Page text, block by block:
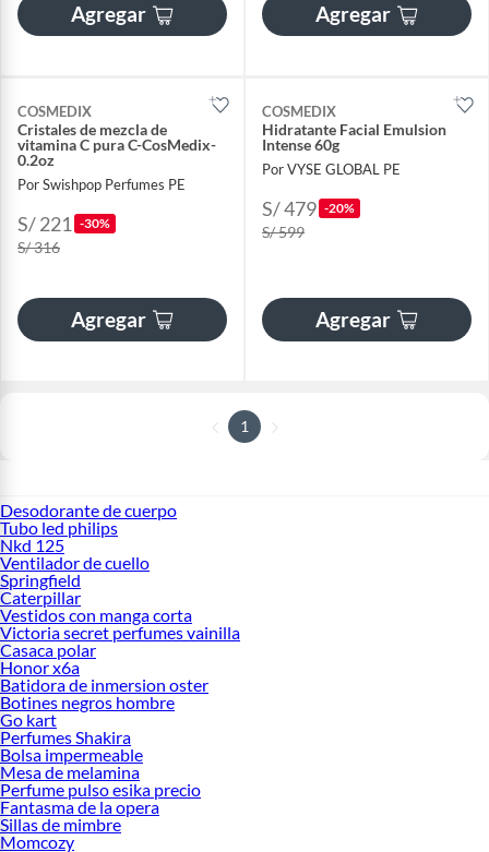
Agregar Agregar
COSMEDIX
Cristales de mezcla de
vitamina C pura C-CosMedix-
0.2oz
Por Swishpop Perfumes PE
S/ 221 -30%
S/ 316
Agregar
COSMEDIX
Hidratante Facial Emulsion
Intense 60g
Por VYSE GLOBAL PE
S/ 479 -20%
S/ 599
Agregar
1
Desodorante de cuerpo
Tubo led philips
Nkd 125
Ventilador de cuello
Springfield
Caterpillar
Vestidos con manga corta
Victoria secret perfumes vainilla
Casaca polar
Honor x6a
Batidora de inmersion oster
Botines negros hombre
Go kart
Perfumes Shakira
Bolsa impermeable
Mesa de melamina
Perfume pulso esika precio
Fantasma de la opera
Sillas de mimbre
Momcozy